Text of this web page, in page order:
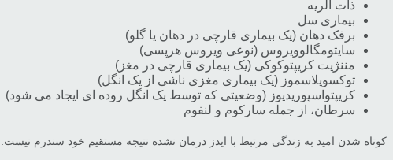
ذات الریه
بیماری سل
برفک دهان (یک بیماری قارچی در دهان یا گلو)
سایتومگالوویروس (نوعی ویروس هرپسی)
مننژیت کریپتوکوکی (یک بیماری قارچی در مغز)
توکسوپلاسموز (یک بیماری مغزی ناشی از یک انگل)
کریپتواسپوریدیوز (وضعیتی که توسط یک انگل روده ای ایجاد می شود)
سرطان، از جمله سارکوم و لنفوم
کوتاه شدن امید به زندگی مرتبط با ایدز درمان نشده نتیجه مستقیم خود سندرم